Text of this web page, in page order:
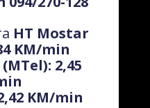
HT Mostar
KM/min
2,45
KM/min